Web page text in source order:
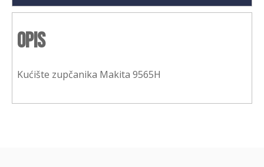
Opis
Kućište zupčanika Makita 9565H